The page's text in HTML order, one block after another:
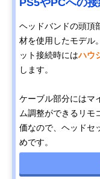
ヘッドバンドの頭頂
材を使用したモデル
ット接続時にはハウ
します。
ケーブル部分にはマ
ム調整ができるリモ
価なので、ヘッドセ
めです。